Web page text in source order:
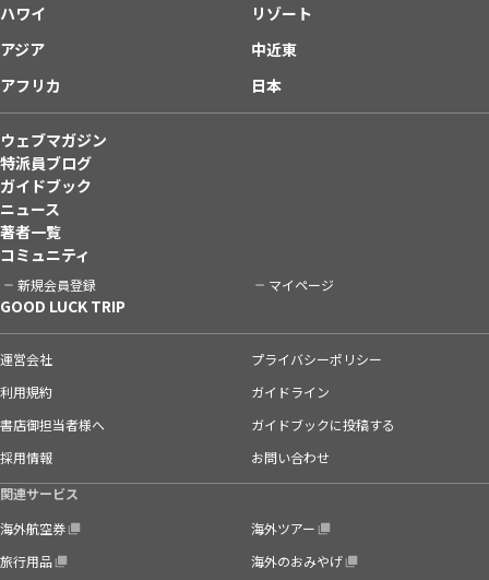
ハワイ
リゾート
アジア
中近東
アフリカ
日本
ウェブマガジン
特派員ブログ
ガイドブック
ニュース
著者一覧
コミュニティ
新規会員登録 マイページ
GOOD LUCK TRIP
運営会社
プライバシーポリシー
利用規約
ガイドライン
書店御担当者様へ
ガイドブックに投稿する
採用情報
お問い合わせ
関連サービス
海外航空券
海外ツアー
旅行用品
海外のおみやげ